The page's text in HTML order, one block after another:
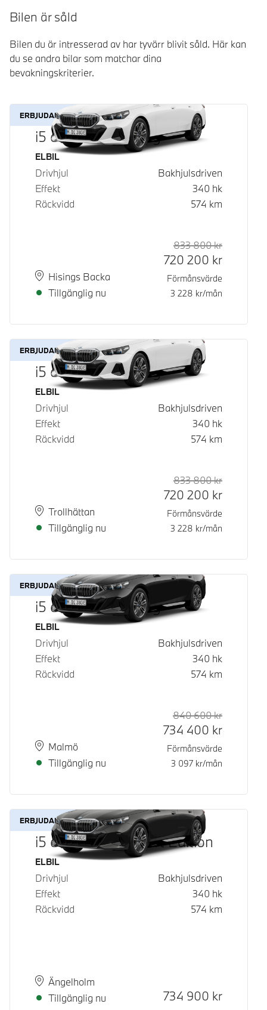
Bilen är såld
Bilen du är intresserad av har tyvärr blivit såld. Här kan
du se andra bilar som matchar dina
bevakningskriterier.
ERBJUDANDE
i5 eDrive40 Touring
Bränsle
ELBIL
Drivhjul
Bakhjulsdriven
Effekt
340 hk
Räckvidd
574 km
PlatsHisings Backa
Leveranstid
Tillgänglig nu
Rek. ord
833 800kr
720 200 kr
Förmånsvärde
3 228 kr/mån
ERBJUDANDE
i5 eDrive40 Touring
Bränsle
ELBIL
Drivhjul
Bakhjulsdriven
Effekt
340 hk
Räckvidd
574 km
PlatsTrollhättan
Leveranstid
Tillgänglig nu
Rek. ord
833 800kr
720 200 kr
Förmånsvärde
3 228 kr/mån
ERBJUDANDE
i5 eDrive40 Touring
Bränsle
ELBIL
Drivhjul
Bakhjulsdriven
Effekt
340 hk
Räckvidd
574 km
PlatsMalmö
Leveranstid
Tillgänglig nu
Rek. ord
840 600kr
734 400 kr
Förmånsvärde
3 097 kr/mån
ERBJUDANDE
i5 eDrive40 M Sport Edition
Bränsle
ELBIL
Drivhjul
Bakhjulsdriven
Effekt
340 hk
Räckvidd
574 km
PlatsÄngelholm
Leveranstid
Tillgänglig nu
Kontantpris
734 900 kr